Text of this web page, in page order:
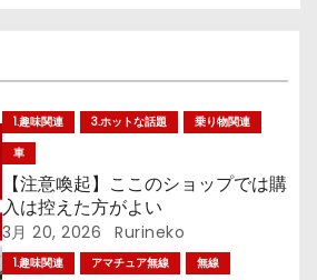
1.趣味関連 3.ホットな話題
乗り物関連
車
【注意喚起】ここのショップでは購
入は控えた方がよい
3月 20, 2026 Rurineko
1.趣味関連 アマチュア無線 無線